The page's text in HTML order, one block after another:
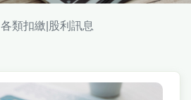
各類扣繳|股利訊息